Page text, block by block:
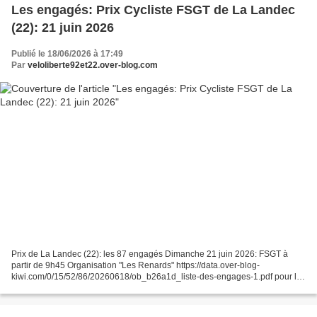
Les engagés: Prix Cycliste FSGT de La Landec
(22): 21 juin 2026
Publié le 18/06/2026 à 17:49
Par veloliberte92et22.over-blog.com
Prix de La Landec (22): les 87 engagés Dimanche 21 juin 2026: FSGT à
partir de 9h45 Organisation "Les Renards" https://data.over-blog-
kiwi.com/0/15/52/86/20260618/ob_b26a1d_liste-des-engages-1.pdf pour la